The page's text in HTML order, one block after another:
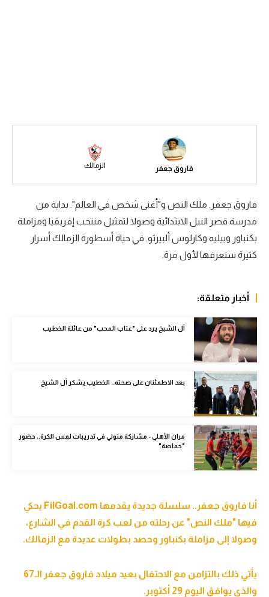
الدوري الإسباني
دوري أبطال أوروبا
القسم الثاني
رياضات أخرى
كرة السلة الأمريكية
كرة سلة
كرة يد
كرة طائرة
الوطن العربي
في المونديال
رياضة نسائية
آسيا
ركن الألعاب
Gamers
فاروق جعفر الزمالك
فاروق جعفر. ملك النص و"أغنى شخص في العالم". بداية من
مدرسة قصر النيل الابتدائية وصولا لتمثيل منتخب إفريقيا ومزاملة
بكنباور وبيليه وكارلوس ألبيرتو. في حياة أسطورة الزمالك أسرار
كثيرة سنعرفها لأول مرة.
أخبار متعلقة:
آل الشيخ يرد على "عتاب المحب" من عائلة الخطيب
بعد الاطمئنان على صحته.. الخطيب يشكر آل الشيخ
مران الأهلي - مشاركة متولي في تدريبات لمس الكرة.. حضور
"حماصة"
أنا فاروق جعفر.. سلسلة جديدة يقدمها FilGoal.com يحكي
فيها "ملك النص" عن رحلته من لعب كرة القدم في الشارع،
وصولا إلى مزاملة بكنباور وحصد بطولات عديدة مع الزمالك.
يأتي ذلك بالتزامن مع الاحتفال بعيد ميلاد فاروق جعفر الـ67
والذي يوافق اليوم 29 أكتوبر.